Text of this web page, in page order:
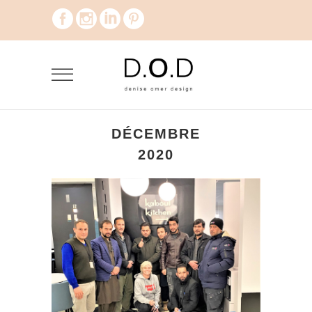
DÉCEMBRE
2020